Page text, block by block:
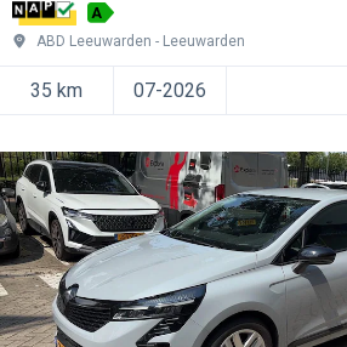
A
ABD Leeuwarden
Leeuwarden
35 km 07-2026